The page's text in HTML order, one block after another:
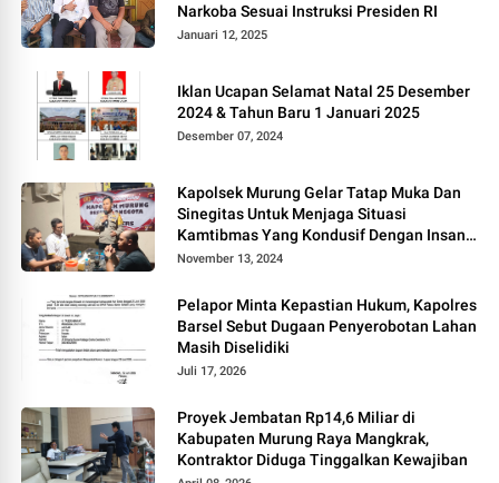
Narkoba Sesuai Instruksi Presiden RI
Januari 12, 2025
Iklan Ucapan Selamat Natal 25 Desember
2024 & Tahun Baru 1 Januari 2025
Desember 07, 2024
Kapolsek Murung Gelar Tatap Muka Dan
Sinegitas Untuk Menjaga Situasi
Kamtibmas Yang Kondusif Dengan Insan
Pers
November 13, 2024
Pelapor Minta Kepastian Hukum, Kapolres
Barsel Sebut Dugaan Penyerobotan Lahan
Masih Diselidiki
Juli 17, 2026
Proyek Jembatan Rp14,6 Miliar di
Kabupaten Murung Raya Mangkrak,
Kontraktor Diduga Tinggalkan Kewajiban